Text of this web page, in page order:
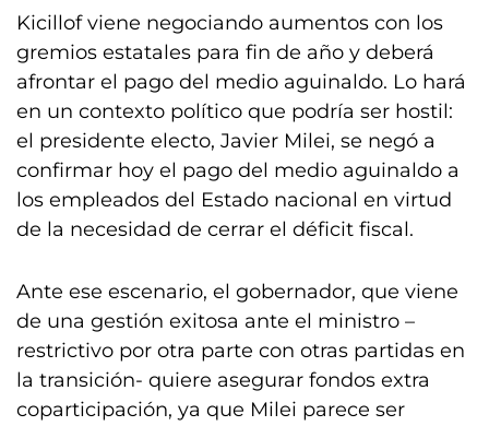
Kicillof viene negociando aumentos con los
gremios estatales para fin de año y deberá
afrontar el pago del medio aguinaldo. Lo hará
en un contexto político que podría ser hostil:
el presidente electo, Javier Milei, se negó a
confirmar hoy el pago del medio aguinaldo a
los empleados del Estado nacional en virtud
de la necesidad de cerrar el déficit fiscal.
Ante ese escenario, el gobernador, que viene
de una gestión exitosa ante el ministro –
restrictivo por otra parte con otras partidas en
la transición- quiere asegurar fondos extra
coparticipación, ya que Milei parece ser